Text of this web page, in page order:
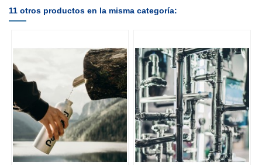
11 otros productos en la misma categoría: